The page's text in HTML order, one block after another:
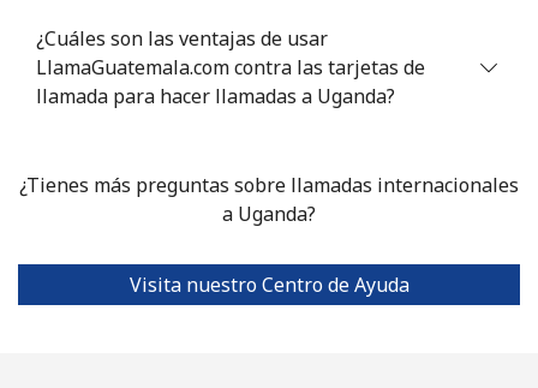
Línea fija ⁦22.9¢⁩
43 min por
⁦$10⁩
¿Cuáles son las ventajas de usar
LlamaGuatemala.com contra las tarjetas de
llamada para hacer llamadas a Uganda?
¿Tienes más preguntas sobre llamadas internacionales
a Uganda?
Visita nuestro Centro de Ayuda